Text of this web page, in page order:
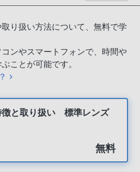
り扱い方法について、無料で学
ンやスマートフォンで、時間や
ことが可能です。
徴と取り扱い 標準レンズ
無料